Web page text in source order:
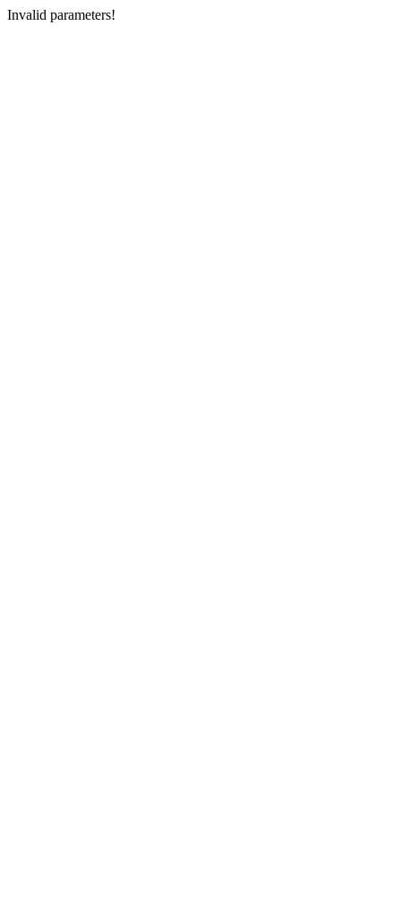
Invalid parameters!